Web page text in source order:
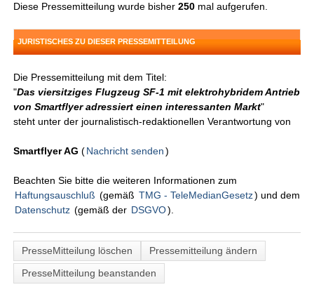
Diese Pressemitteilung wurde bisher250 mal aufgerufen.
JURISTISCHES ZU DIESER PRESSEMITTEILUNG
Die Pressemitteilung mit dem Titel:
"Das viersitziges Flugzeug SF-1 mit elektrohybridem Antrieb
von Smartflyer adressiert einen interessanten Markt"
steht unter der journalistisch-redaktionellen Verantwortung von
Smartflyer AG (Nachricht senden )
Beachten Sie bitte die weiteren Informationen zum
Haftungsauschluß (gemäß TMG - TeleMedianGesetz) und dem
Datenschutz (gemäß der DSGVO).
PresseMitteilung löschen
Pressemitteilung ändern
PresseMitteilung beanstanden